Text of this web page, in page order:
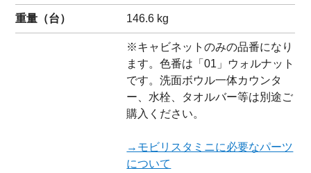
重量（台） 146.6 kg
※キャビネットのみの品番になり
ます。色番は「01」ウォルナット
です。洗面ボウル一体カウンタ
ー、水栓、タオルバー等は別途ご
購入ください。
→モビリスタミニに必要なパーツ
について